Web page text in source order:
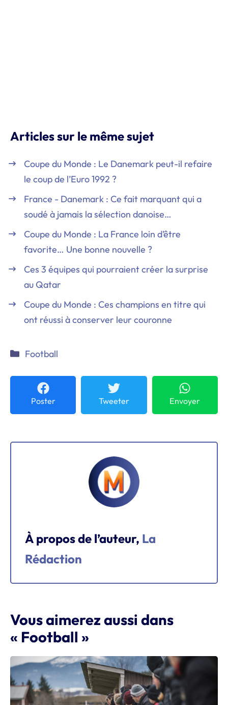
Articles sur le même sujet
Coupe du Monde : Le Danemark peut-il refaire
le coup de l’Euro 1992 ?
France - Danemark : Ce fait marquant qui a
soudé à jamais la sélection danoise…
Coupe du Monde : La France loin d’être
favorite… Une bonne nouvelle ?
Ces 3 équipes qui pourraient créer la surprise
au Qatar
Coupe du Monde : Ces champions en titre qui
ont réussi à conserver leur couronne
Catégories
Football
Poster Tweeter Envoyer
À propos de l’auteur, La
Rédaction
Vous aimerez aussi dans
« Football »